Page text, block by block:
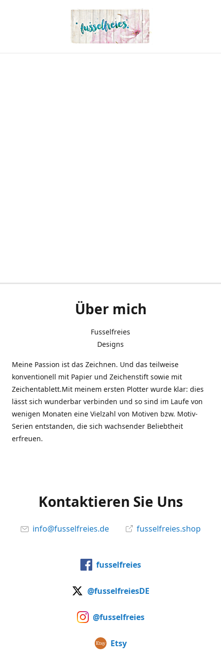
Über mich
Fusselfreies
Designs
Meine Passion ist das Zeichnen. Und das teilweise
konventionell mit Papier und Zeichenstift sowie mit
Zeichentablett.Mit meinem ersten Plotter wurde klar: dies
lässt sich wunderbar verbinden und so sind im Laufe von
wenigen Monaten eine Vielzahl von Motiven bzw. Motiv-
Serien entstanden, die sich wachsender Beliebtheit
erfreuen.
Kontaktieren Sie Uns
info@fusselfreies.de fusselfreies.shop
fusselfreies
@fusselfreiesDE
@fusselfreies
Etsy